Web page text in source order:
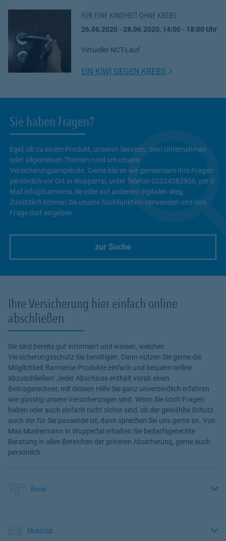
FÜR EINE KINDHEIT OHNE KREBS
26.06.2020 - 28.06.2020, 14:00 - 18:00 Uhr
Virtueller NCT-Lauf
EIN KIWI GEGEN KREBS Link Opens in
Sie haben Fragen?
Egal, ob zu einem Produkt, unseren Services, dem Unternehmen
oder allgemeinen Themen rund um unsere
Versicherungsangebote. Gerne klären wir gemeinsam Ihre Fragen
persönlich vor Ort in Wuppertal, unter Telefon 02024382906, per E-
Mail info@barmenia.de oder auf anderem digitalen Weg.
Zusätzlich können Sie unsere Suchfunktion verwenden und Ihre
Frage dort eingeben.
zur Suche
Ihre Versicherung hier einfach online
abschließen
Sie sind bereits gut informiert und wissen, welchen
Versicherungsschutz Sie benötigen. Dann nutzen Sie gerne die
Möglichkeit Barmenia-Produkte einfach und bequem online
abzuschließen! Jeder Abschluss enthält vorab einen
Beitragsrechner, mit dessen Hilfe Sie ganz unverbindlich erfahren
wie günstig unsere Versicherungen sind. Wenn Sie noch Fragen
haben oder auch einfach nicht sicher sind, ob der gewählte Schutz
auch der für Sie passende ist, dann sprechen Sie uns gerne an. Von
Max Mustermann in Wuppertal erhalten Sie bedarfsgerechte
Beratung in allen Bereichen der privaten Absicherung, gerne auch
persönlich.
Reise
Mobilität